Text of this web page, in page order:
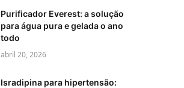
Purificador Everest: a solução
para água pura e gelada o ano
todo
abril 20, 2026
Isradipina para hipertensão: